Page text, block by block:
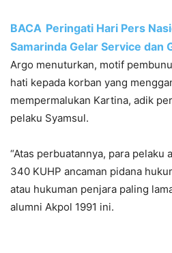
BACA Peringati Hari Pers
Samarinda Gelar Service dan
Argo menuturkan, motif
hati kepada korban yang
mempermalukan Kartina, adik
pelaku Syamsul.
“Atas perbuatannya, para pelaku
340 KUHP ancaman pidana
atau hukuman penjara paling
alumni Akpol 1991 ini.